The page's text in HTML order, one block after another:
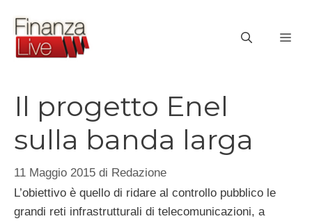
contenuto
Il progetto Enel
sulla banda larga
11 Maggio 2015 di Redazione
L’obiettivo è quello di ridare al controllo pubblico le
grandi reti infrastrutturali di telecomunicazioni, a